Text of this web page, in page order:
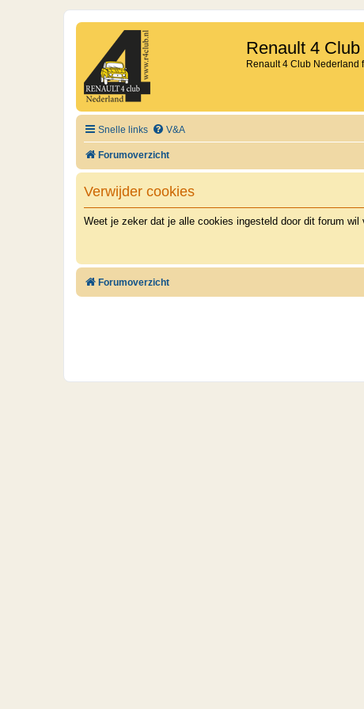
Renault 4
Renault 4 Club Nederland
Snelle links V&A
Forumoverzicht
Verwijder cookies
Weet je zeker dat je alle cookies ingesteld door dit forum wil
Forumoverzicht